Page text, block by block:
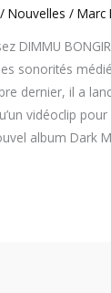
/Nouvelles /Marc
DIMMU
sonorités
dernier, il a
vidéoclip pour
album Dark